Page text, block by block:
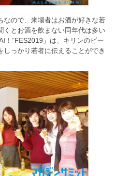
なので、来場者はお酒が好きな若
くとお酒を飲まない同年代は多い
！”FES2019」は、キリンのビー
しっかり若者に伝えることができ